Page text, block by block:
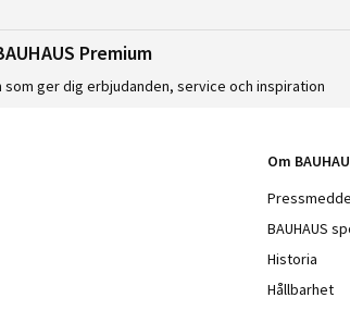
Premium
som ger dig erbjudanden, service och inspiration
Om
BAUHAUS
Historia
Hållbarhet